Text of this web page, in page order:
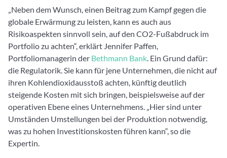
„Neben dem Wunsch, einen Beitrag zum Kampf gegen die
globale Erwärmung zu leisten, kann es auch aus
Risikoaspekten sinnvoll sein, auf den CO2-Fußabdruck im
Portfolio zu achten“, erklärt Jennifer Paffen,
Portfoliomanagerin der Bethmann Bank. Ein Grund dafür:
die Regulatorik. Sie kann für jene Unternehmen, die nicht auf
ihren Kohlendioxidausstoß achten, künftig deutlich
steigende Kosten mit sich bringen, beispielsweise auf der
operativen Ebene eines Unternehmens. „Hier sind unter
Umständen Umstellungen bei der Produktion notwendig,
was zu hohen Investitionskosten führen kann“, so die
Expertin.